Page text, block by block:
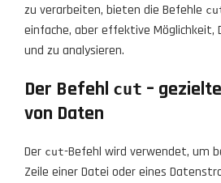
zu verarbeiten, bieten die Befehle
einfache, aber effektive Möglichkeit,
und zu analysieren.
Der Befehl cut –
von Daten
Der cut-Befehl wird verwendet, um
Zeile einer Datei oder eines